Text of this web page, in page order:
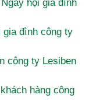
hội gia đình
gia đình công ty
công ty Lesiben
hàng công